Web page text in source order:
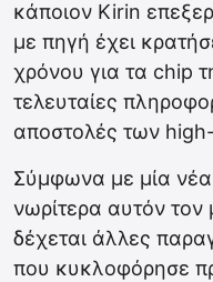
κάποιον Kirin
με πηγή έχει
χρόνου για τα chip
τελευταίες
αποστολές των
Σύμφωνα με μία
νωρίτερα αυτόν
δέχεται άλλες
που κυκλοφόρησε